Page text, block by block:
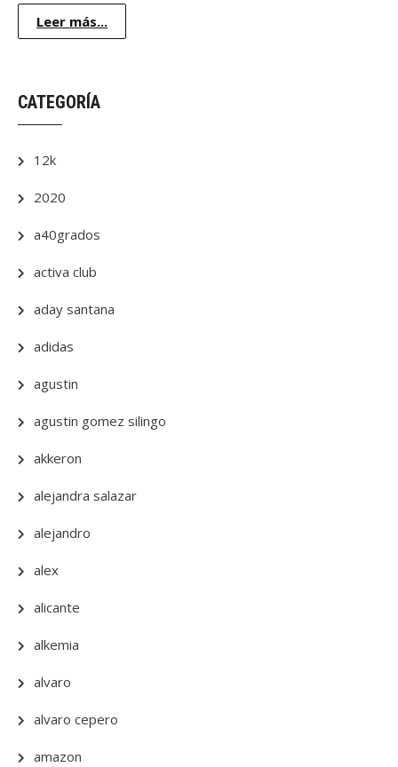
Leer más...
CATEGORÍA
12k
2020
a40grados
activa club
aday santana
adidas
agustin
agustin gomez silingo
akkeron
alejandra salazar
alejandro
alex
alicante
alkemia
alvaro
alvaro cepero
amazon